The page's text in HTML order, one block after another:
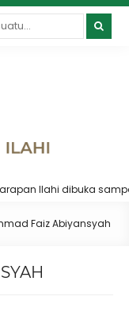
Ilahi dibuka
Faiz Abiyansyah